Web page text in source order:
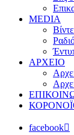
MEDIA
ΑΡΧΕΙΟ
facebook